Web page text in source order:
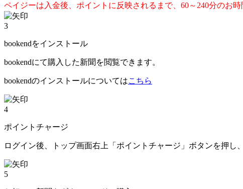
ペイジーは入金後、ポイントに反映されるまで、60～240分のお時
3
bookendをインストール
bookendにて購入した新聞を閲覧できます。
bookendのインストールについてはこちら
4
ポイントチャージ
ログイン後、トップ画面右上「ポイントチャージ」ボタンを押し
5